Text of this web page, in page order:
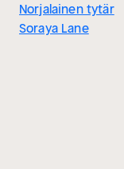
Norjalainen tytär
Soraya Lane